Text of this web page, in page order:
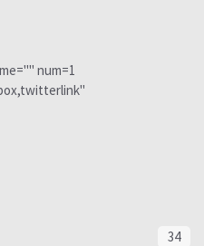
num=1
34